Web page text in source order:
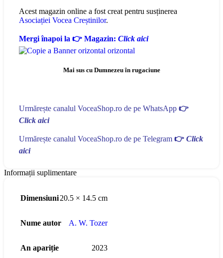
Acest magazin online a fost creat pentru susținerea
Asociației Vocea Creștinilor.
Mergi înapoi la 👉 Magazin: Click aici
Mai sus cu Dumnezeu în rugaciune
Urmărește canalul VoceaShop.ro de pe WhatsApp 👉
Click aici
Urmărește canalul VoceaShop.ro de pe Telegram 👉 Click
aici
Informații suplimentare
Dimensiuni20.5 × 14.5 cm
Nume autor A. W. Tozer
An apariție 2023